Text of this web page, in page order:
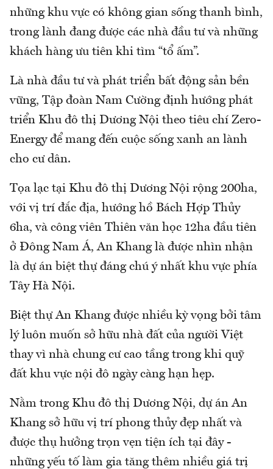
những khu vực có không gian sống thanh bình,
trong lành đang được các nhà đầu tư và những
khách hàng ưu tiên khi tìm “tổ ấm”.
Là nhà đầu tư và phát triển bất động sản bền
vững, Tập đoàn Nam Cường định hướng phát
triển Khu đô thị Dương Nội theo tiêu chí Zero-
Energy để mang đến cuộc sống xanh an lành
cho cư dân.
Tọa lạc tại Khu đô thị Dương Nội rộng 200ha,
với vị trí đắc địa, hướng hồ Bách Hợp Thủy
6ha, và công viên Thiên văn học 12ha đầu tiên
ở Đông Nam Á, An Khang là được nhìn nhận
là dự án biệt thự đáng chú ý nhất khu vực phía
Tây Hà Nội.
Biệt thự An Khang được nhiều kỳ vọng bởi tâm
lý luôn muốn sở hữu nhà đất của người Việt
thay vì nhà chung cư cao tầng trong khi quỹ
đất khu vực nội đô ngày càng hạn hẹp.
Nằm trong Khu đô thị Dương Nội, dự án An
Khang sở hữu vị trí phong thủy đẹp nhất và
được thụ hưởng trọn vẹn tiện ích tại đây -
những yếu tố làm gia tăng thêm nhiều giá trị